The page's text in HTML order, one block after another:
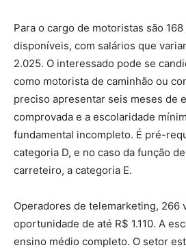
Para o cargo de motoristas são
disponíveis, com salários que
2.025. O interessado pode se
como motorista de caminhão ou
preciso apresentar seis meses de
comprovada e a escolaridade
fundamental incompleto. É pré-
categoria D, e no caso da função
carreteiro, a categoria E.
Operadores de telemarketing, 266
oportunidade de até R$ 1.110. A
ensino médio completo. O setor